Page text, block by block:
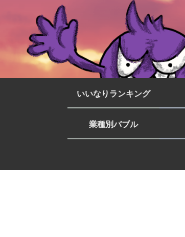
いいなりランキング
業種別バブル